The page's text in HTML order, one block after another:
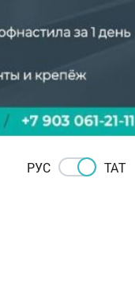
РУС ТАТ